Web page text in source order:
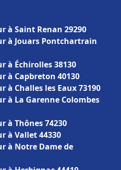
à Saint Renan 29290
à Jouars Pontchartrain
à Échirolles 38130
à Capbreton 40130
Challes les Eaux 73190
à La Garenne Colombes
à Thônes 74230
à Vallet 44330
à Notre Dame de